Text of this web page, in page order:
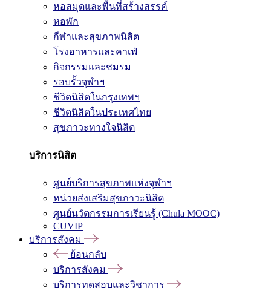
หอสมุดและพื้นที่สร้างสรรค์
หอพัก
กีฬาและสุขภาพนิสิต
โรงอาหารและคาเฟ่
กิจกรรมและชมรม
รอบรั้วจุฬาฯ
ชีวิตนิสิตในกรุงเทพฯ
ชีวิตนิสิตในประเทศไทย
สุขภาวะทางใจนิสิต
บริการนิสิต
ศูนย์บริการสุขภาพแห่งจุฬาฯ
หน่วยส่งเสริมสุขภาวะนิสิต
ศูนย์นวัตกรรมการเรียนรู้ (Chula MOOC)
CUVIP
บริการสังคม
ย้อนกลับ
บริการสังคม
บริการทดสอบและวิชาการ